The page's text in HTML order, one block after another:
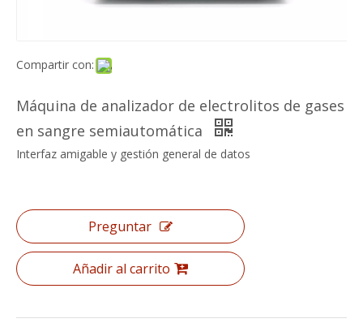
Compartir con:
Máquina de analizador de electrolitos de gases
en sangre semiautomática
Interfaz amigable y gestión general de datos
Preguntar
Añadir al carrito